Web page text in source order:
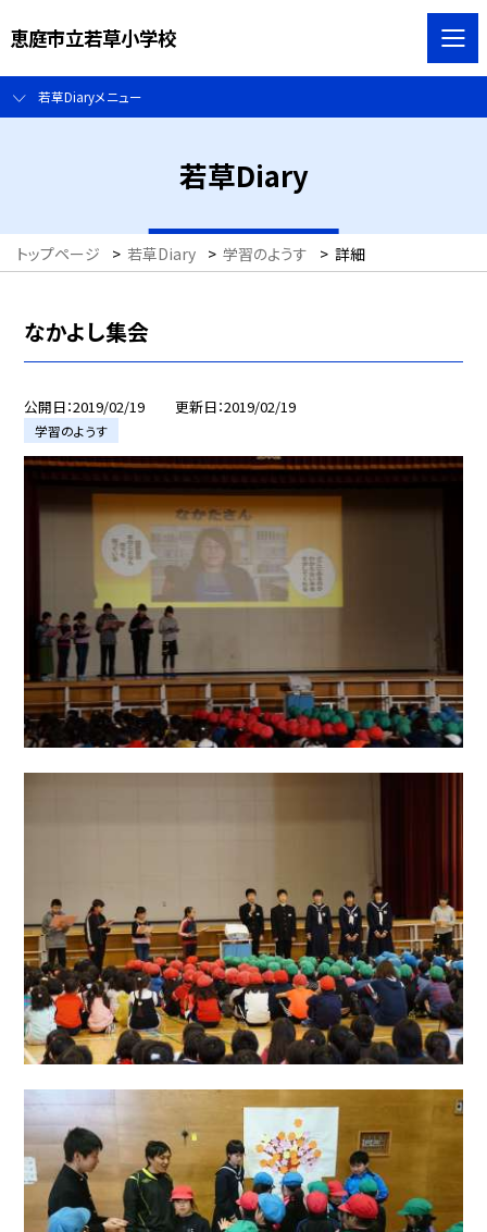
恵庭市立若草小学校
若草Diaryメニュー
若草Diary
トップページ > 若草Diary > 学習のようす > 詳細
なかよし集会
公開日 2019/02/19 更新日 2019/02/19
学習のようす